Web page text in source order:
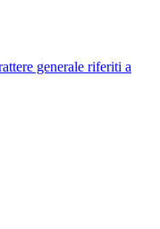
generale riferiti a